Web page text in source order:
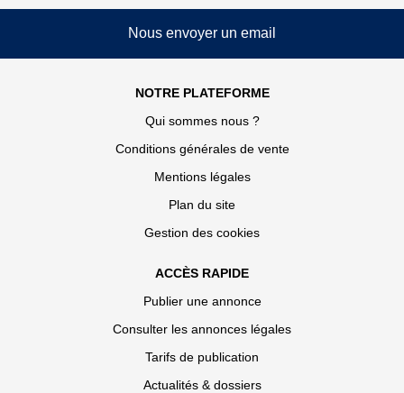
Nous envoyer un email
NOTRE PLATEFORME
Qui sommes nous ?
Conditions générales de vente
Mentions légales
Plan du site
Gestion des cookies
ACCÈS RAPIDE
Publier une annonce
Consulter les annonces légales
Tarifs de publication
Actualités & dossiers